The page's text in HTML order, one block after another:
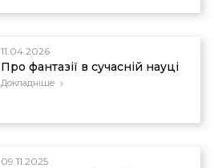
11.04.2026
Про фантазії в сучасній науці
Докладніше
09.11.2025